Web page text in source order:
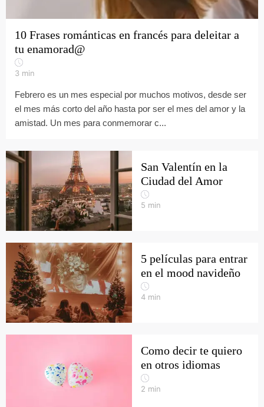
10 Frases románticas en francés para deleitar a
tu enamorad@
3 min
Febrero es un mes especial por muchos motivos, desde ser
el mes más corto del año hasta por ser el mes del amor y la
amistad. Un mes para conmemorar c...
San Valentín en la
Ciudad del Amor
5 min
5 películas para entrar
en el mood navideño
4 min
Como decir te quiero
en otros idiomas
2 min